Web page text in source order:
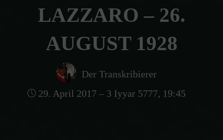
LAZZARO – 26.
AUGUST 1928
Der Transkribierer
29. April 2017 – 3 Iyyar 5777, 19:45